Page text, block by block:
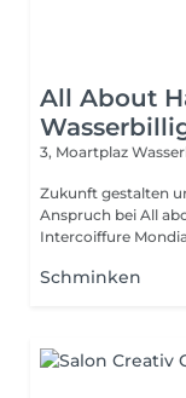
All About
3, Moartplaz
Zukunft gestalten und
Anspruch bei All
Intercoiffure
Schminken